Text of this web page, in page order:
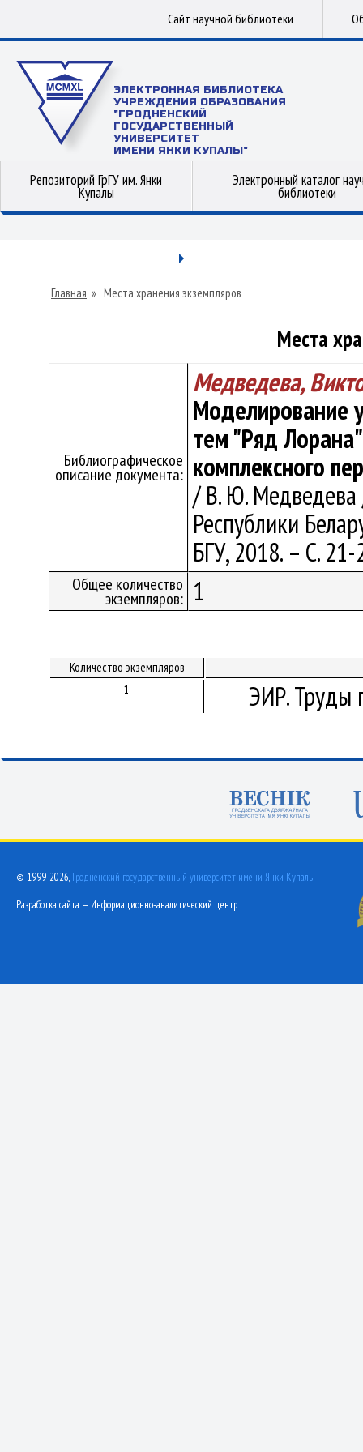
Сайт научной библиотеки
ЭЛЕКТРОННАЯ БИБЛИОТЕКА
УЧРЕЖДЕНИЯ ОБРАЗОВАНИЯ
"ГРОДНЕНСКИЙ
ГОСУДАРСТВЕННЫЙ
УНИВЕРСИТЕТ
ИМЕНИ ЯНКИ КУПАЛЫ"
Репозиторий ГрГУ им. Янки
Купалы
Электронный каталог
библиотеки
Главная » Места хранения экземпляров
Места
Библиографическое
описание документа:
Медведева,
Моделирование
тем "Ряд
комплексного
/ В. Ю. Медведева
Республики
БГУ, 2018. – С.
Общее количество
экземпляров: 1
Количество экземпляров
1
ЭИР. Труды
© 1999-2026, Гродненский государственный университет имени Янки Купалы
Разработка сайта — Информационно-аналитический центр